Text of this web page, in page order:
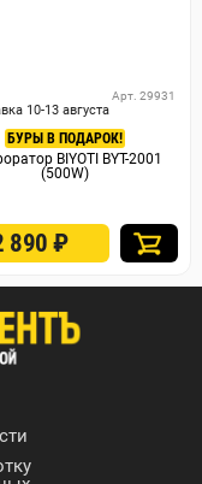
10-13 августа
Арт. 29931
БУРЫ В ПОДАРОК!
BIYOTI BYT-2001
(500W)
890₽